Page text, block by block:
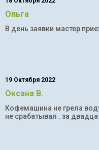
Ольга
В день заявки мастер
19 Октября 2022
Оксана В.
Кофемашина не грела
не срабатывал . за